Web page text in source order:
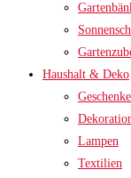
Haushalt & Deko
Geschenke
Lampen
Textilien